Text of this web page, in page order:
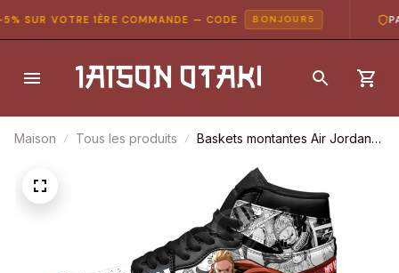
SUR VOTRE 1ÈRE COMMANDE — CODE BONJOUR5
Maison Tous les produits
Baskets montantes Air Jordan
Chaussures montantes My Hero
Academia